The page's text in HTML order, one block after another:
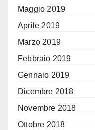
Maggio 2019
Aprile 2019
Marzo 2019
Febbraio 2019
Gennaio 2019
Dicembre 2018
Novembre 2018
Ottobre 2018